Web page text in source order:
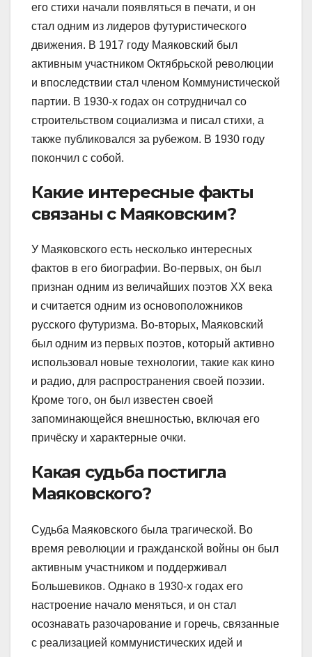
его стихи начали появляться в печати, и он
стал одним из лидеров футуристического
движения. В 1917 году Маяковский был
активным участником Октябрьской революции
и впоследствии стал членом Коммунистической
партии. В 1930-х годах он сотрудничал со
строительством социализма и писал стихи, а
также публиковался за рубежом. В 1930 году
покончил с собой.
Какие интересные факты
связаны с Маяковским?
У Маяковского есть несколько интересных
фактов в его биографии. Во-первых, он был
признан одним из величайших поэтов ХХ века
и считается одним из основоположников
русского футуризма. Во-вторых, Маяковский
был одним из первых поэтов, который активно
использовал новые технологии, такие как кино
и радио, для распространения своей поэзии.
Кроме того, он был известен своей
запоминающейся внешностью, включая его
причёску и характерные очки.
Какая судьба постигла
Маяковского?
Судьба Маяковского была трагической. Во
время революции и гражданской войны он был
активным участником и поддерживал
Большевиков. Однако в 1930-х годах его
настроение начало меняться, и он стал
осознавать разочарование и горечь, связанные
с реализацией коммунистических идей и